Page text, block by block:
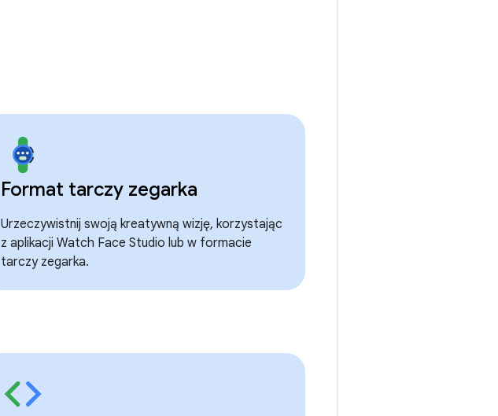
Format tarczy zegarka
Urzeczywistnij swoją kreatywną wizję, korzystając
z aplikacji Watch Face Studio lub w formacie
tarczy zegarka.